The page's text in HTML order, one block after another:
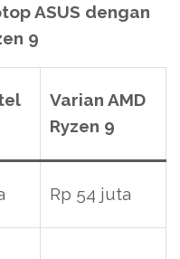
ASUS dengan
9
Varian AMD
Ryzen 9
Rp 54 juta